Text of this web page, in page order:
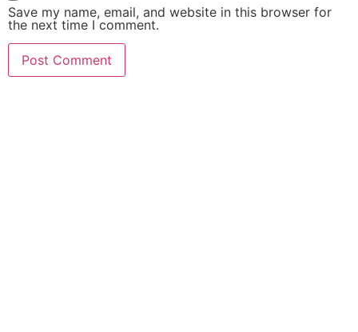
Save my name, email, and website in this browser for
the next time I comment.